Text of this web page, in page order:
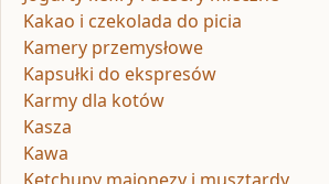
Kakao i czekolada do picia
Kamery przemysłowe
Kapsułki do ekspresów
Karmy dla kotów
Kasza
Kawa